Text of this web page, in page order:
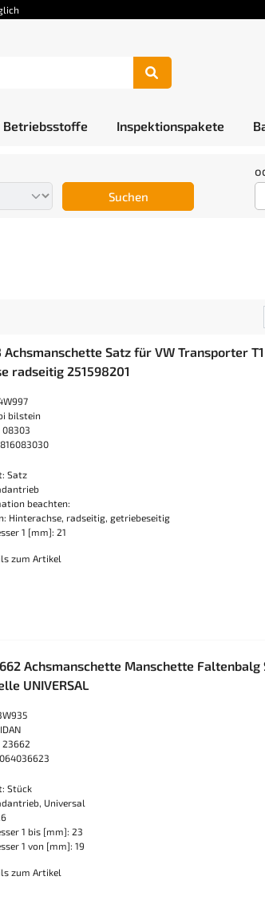
Betriebsstoffe Inspektionspakete
Suchen
Satz für VW Transporter T1
radseitig 251598201
bilstein
08303
Satz
beachten:
Hinterachse, radseitig, getriebeseitig
1 [mm]: 21
zum Artikel
Achsmanschette Manschette Faltenbalg
UNIVERSAL
23662
Stück
Universal
1 bis [mm]: 23
1 von [mm]: 19
zum Artikel